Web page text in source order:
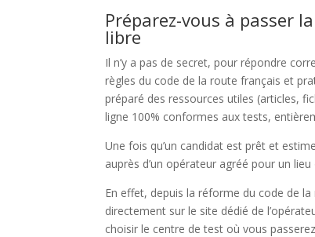
Préparez-vous à passer
libre
Il n’y a pas de secret, pour répondre
règles du code de la route français et
préparé des ressources utiles (articles,
ligne 100% conformes aux tests,
Une fois qu’un candidat est prêt et
auprès d’un opérateur agréé pour un lieu
En effet, depuis la réforme du code de
directement sur le site dédié de
choisir le centre de test où vous